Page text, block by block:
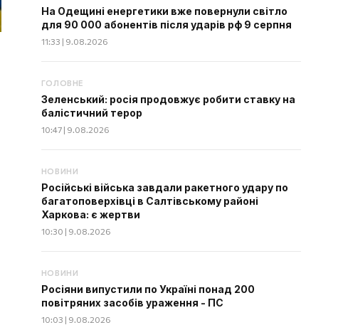
На Одещині енергетики вже повернули світло
для 90 000 абонентів після ударів рф 9 серпня
11:33 | 9.08.2026
ГОЛОВНЕ
Зеленський: росія продовжує робити ставку на
балістичний терор
10:47 | 9.08.2026
НОВИНИ
Російські війська завдали ракетного удару по
багатоповерхівці в Салтівському районі
Харкова: є жертви
10:30 | 9.08.2026
НОВИНИ
Росіяни випустили по Україні понад 200
повітряних засобів ураження - ПС
10:03 | 9.08.2026